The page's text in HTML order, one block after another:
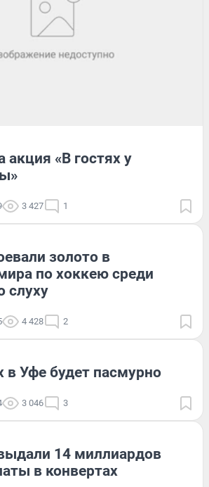
«В гостях у
3 427 1
золото в
по хоккею среди
слуху
4 428 2
Уфе будет пасмурно
3 046 3
14 миллиардов
в конвертах